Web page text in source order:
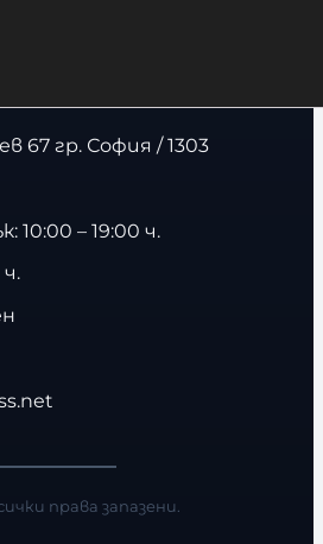
67 гр. София / 1303
10:00 – 19:00 ч.
права запазени.